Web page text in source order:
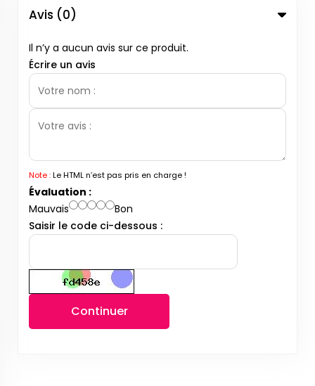
Avis (0)
Il n’y a aucun avis sur ce produit.
Écrire un avis
Note :Le HTML n’est pas pris en charge !
Évaluation :
Mauvais
Bon
Saisir le code ci-dessous :
Continuer